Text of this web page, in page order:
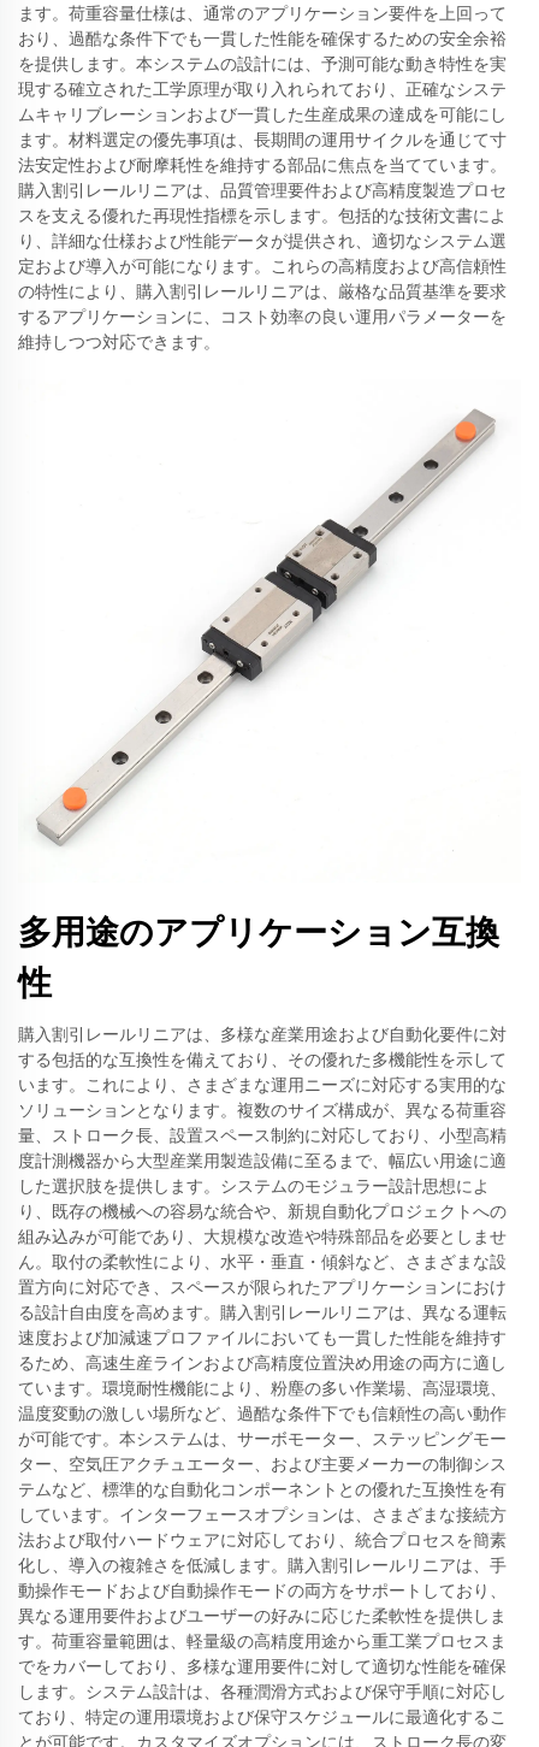
ます。荷重容量仕様は、通常のアプリケーション要件を上回って
おり、過酷な条件下でも一貫した性能を確保するための安全余裕
を提供します。本システムの設計には、予測可能な動き特性を実
現する確立された工学原理が取り入れられており、正確なシステ
ムキャリブレーションおよび一貫した生産成果の達成を可能にし
ます。材料選定の優先事項は、長期間の運用サイクルを通じて寸
法安定性および耐摩耗性を維持する部品に焦点を当てています。
購入割引レールリニアは、品質管理要件および高精度製造プロセ
スを支える優れた再現性指標を示します。包括的な技術文書によ
り、詳細な仕様および性能データが提供され、適切なシステム選
定および導入が可能になります。これらの高精度および高信頼性
の特性により、購入割引レールリニアは、厳格な品質基準を要求
するアプリケーションに、コスト効率の良い運用パラメーターを
維持しつつ対応できます。
多用途のアプリケーション互換
性
購入割引レールリニアは、多様な産業用途および自動化要件に対
する包括的な互換性を備えており、その優れた多機能性を示して
います。これにより、さまざまな運用ニーズに対応する実用的な
ソリューションとなります。複数のサイズ構成が、異なる荷重容
量、ストローク長、設置スペース制約に対応しており、小型高精
度計測機器から大型産業用製造設備に至るまで、幅広い用途に適
した選択肢を提供します。システムのモジュラー設計思想によ
り、既存の機械への容易な統合や、新規自動化プロジェクトへの
組み込みが可能であり、大規模な改造や特殊部品を必要としませ
ん。取付の柔軟性により、水平・垂直・傾斜など、さまざまな設
置方向に対応でき、スペースが限られたアプリケーションにおけ
る設計自由度を高めます。購入割引レールリニアは、異なる運転
速度および加減速プロファイルにおいても一貫した性能を維持す
るため、高速生産ラインおよび高精度位置決め用途の両方に適し
ています。環境耐性機能により、粉塵の多い作業場、高湿環境、
温度変動の激しい場所など、過酷な条件下でも信頼性の高い動作
が可能です。本システムは、サーボモーター、ステッピングモー
ター、空気圧アクチュエーター、および主要メーカーの制御シス
テムなど、標準的な自動化コンポーネントとの優れた互換性を有
しています。インターフェースオプションは、さまざまな接続方
法および取付ハードウェアに対応しており、統合プロセスを簡素
化し、導入の複雑さを低減します。購入割引レールリニアは、手
動操作モードおよび自動操作モードの両方をサポートしており、
異なる運用要件およびユーザーの好みに応じた柔軟性を提供しま
す。荷重容量範囲は、軽量級の高精度用途から重工業プロセスま
でをカバーしており、多様な運用要件に対して適切な性能を確保
します。システム設計は、各種潤滑方式および保守手順に対応し
ており、特定の運用環境および保守スケジュールに最適化するこ
とが可能です。カスタマイズオプションには、ストローク長の変